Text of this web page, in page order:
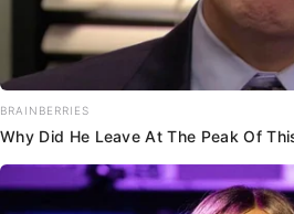
BRAINBERRIES
Why Did He Leave At The Peak Of